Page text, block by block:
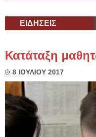
ΕΙΔΗΣΕΙΣ
Κατάταξη
8 ΙΟΥΛΙΟΥ 2017